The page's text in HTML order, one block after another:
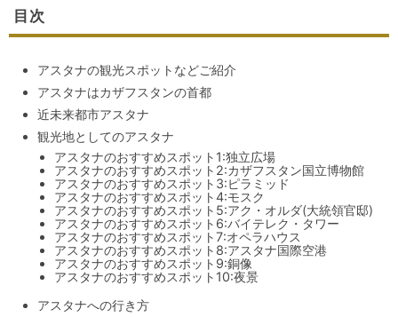
目次
アスタナの観光スポットなどご紹介
アスタナはカザフスタンの首都
近未来都市アスタナ
観光地としてのアスタナ
アスタナのおすすめスポット1:独立広場
アスタナのおすすめスポット2:カザフスタン国立博物館
アスタナのおすすめスポット3:ピラミッド
アスタナのおすすめスポット4:モスク
アスタナのおすすめスポット5:アク・オルダ(大統領官邸)
アスタナのおすすめスポット6:バイテレク・タワー
アスタナのおすすめスポット7:オペラハウス
アスタナのおすすめスポット8:アスタナ国際空港
アスタナのおすすめスポット9:銅像
アスタナのおすすめスポット10:夜景
アスタナへの行き方